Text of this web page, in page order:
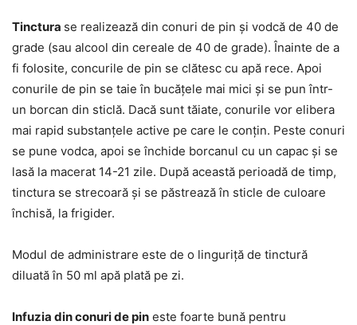
Tinctura se realizează din conuri de pin și vodcă de 40 de
grade (sau alcool din cereale de 40 de grade). Înainte de a
fi folosite, concurile de pin se clătesc cu apă rece. Apoi
conurile de pin se taie în bucățele mai mici și se pun într-
un borcan din sticlă. Dacă sunt tăiate, conurile vor elibera
mai rapid substanțele active pe care le conțin. Peste conuri
se pune vodca, apoi se închide borcanul cu un capac și se
lasă la macerat 14-21 zile. După această perioadă de timp,
tinctura se strecoară și se păstrează în sticle de culoare
închisă, la frigider.
Modul de administrare este de o linguriță de tinctură
diluată în 50 ml apă plată pe zi.
Infuzia din conuri de pin este foarte bună pentru